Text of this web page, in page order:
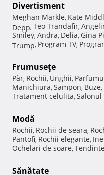
Divertisment
Meghan Markle, Kate
Depp, Teo Trandafir,
Smiley, Andra, Delia, Gina
Trump, Program TV,
Frumuseţe
Păr, Rochii, Unghii,
Manichiura, Sampon, Buze,
Tratament celulita, Salonul
Modă
Rochii, Rochii de seara,
Pantofi, Rochii elegante,
Ochelari de soare,
Sănătate